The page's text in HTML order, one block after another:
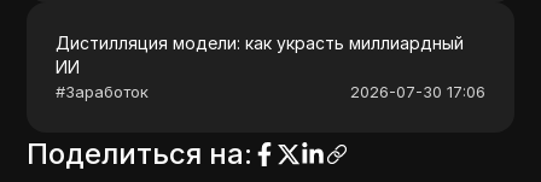
Дистилляция модели: как украсть миллиардный
ИИ
#Заработок 2026-07-30 17:06
Поделиться на: